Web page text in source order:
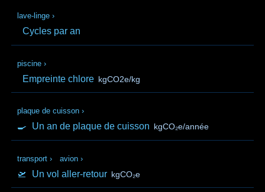
lave-linge ›
Cycles par an
piscine ›
Empreinte chlore kgCO2e/kg
plaque de cuisson ›
🍳 Un an de plaque de cuisson kgCO₂e/année
transport › avion ›
🛫 Un vol aller-retour kgCO₂e